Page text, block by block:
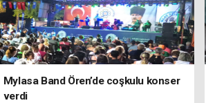
Mylasa Band Ören’de coşkulu konser
verdi